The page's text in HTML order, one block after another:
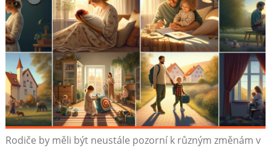
Rodiče by měli být neustále pozorní k různým změnám v